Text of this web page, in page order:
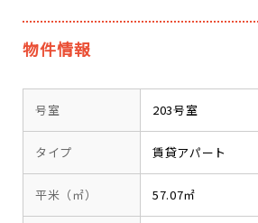
物件情報
号室 203号室
タイプ 賃貸アパート
平米（㎡） 57.07㎡